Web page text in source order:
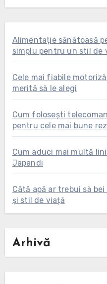
Alimentație sănătoasă
simplu pentru un stil de
Cele mai fiabile
merită să le alegi
Cum folosești
pentru cele mai bune
Cum aduci mai multă
Japandi
Câtă apă ar trebui să
și stil de viață
Arhivă